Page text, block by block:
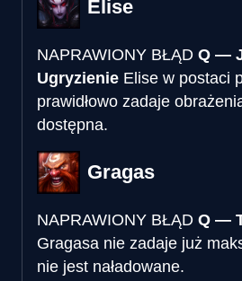
Elise
NAPRAWIONY BŁĄD Q —
Ugryzienie Elise w postaci
prawidłowo zadaje
dostępna.
Gragas
NAPRAWIONY BŁĄD Q —
Gragasa nie zadaje już
nie jest naładowane.